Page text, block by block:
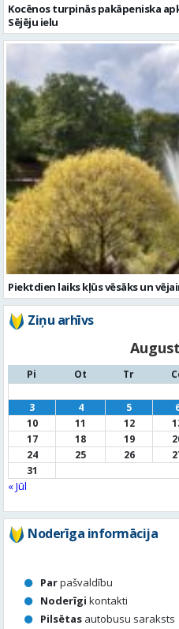
Kocēnos turpinās pakāpeniska
Sējēju ielu
Piektdien laiks kļūs vēsāks un
Ziņu arhīvs
Pi Ot Tr
3
4 5
10
11 12
17
18 19
24
25 26
31
« Jūl
Noderīga informācija
Parpašvaldību
Noderīgi kontakti
Pilsētas autobusu saraksts